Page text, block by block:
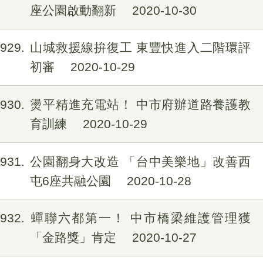
座公園啟動翻新
2020-10-30
山城救援線拚復工 東豐快進入二階環評
初審
2020-10-29
燙平精進充電站！ 中市府辦道路養護教
育訓練
2020-10-29
公園翻身大改造 「台中美樂地」改善西
屯6座共融公園
2020-10-28
蟬聯六都第一！ 中市橋梁維護管理獲
「金路獎」肯定
2020-10-27